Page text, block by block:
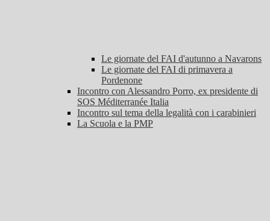
Le giornate del FAI d'autunno a Navarons
Le giornate del FAI di primavera a
Pordenone
Incontro con Alessandro Porro, ex presidente di
SOS Méditerranée Italia
Incontro sul tema della legalità con i carabinieri
La Scuola e la PMP